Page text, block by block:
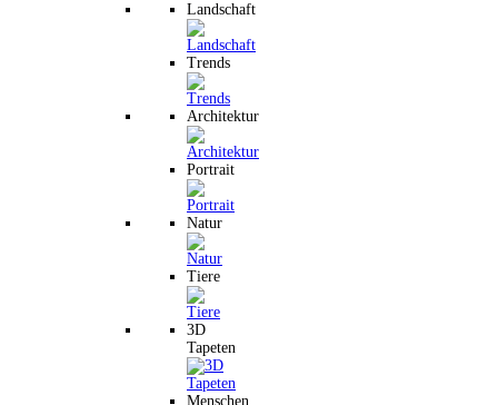
Landschaft
Trends
Architektur
Portrait
Natur
Tiere
3D
Tapeten
Menschen